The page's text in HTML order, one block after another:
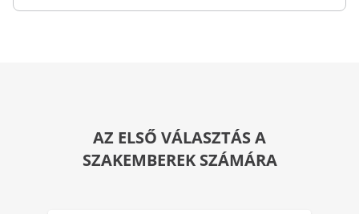
AZ ELSŐ VÁLASZTÁS A
SZAKEMBEREK SZÁMÁRA